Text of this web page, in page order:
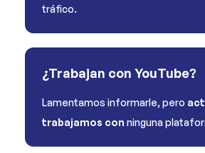
tráfico.
¿Trabajan con YouTube?
Lamentamos informarle, pero
trabajamos con ninguna